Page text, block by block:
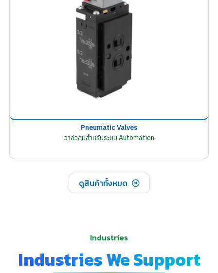
Pneumatic Valves
วาล์วลมสำหรับระบบ Automation
ดูสินค้าทั้งหมด
Industries
Industries We Support